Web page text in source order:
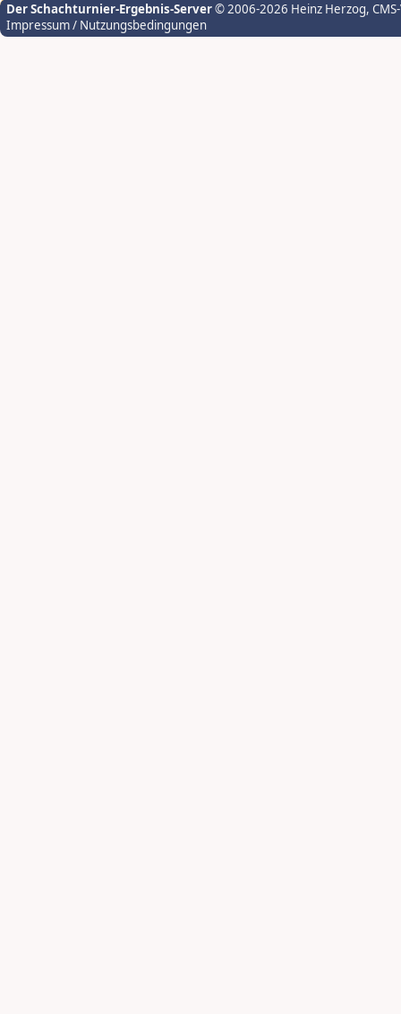
Der Schachturnier-Ergebnis-Server© 2006-2026 Heinz Herzog,
Impressum / Nutzungsbedingungen